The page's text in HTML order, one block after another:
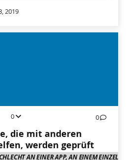
2019
0 0
die mit anderen
werden geprüft
AN EINER APP, AN EINEM